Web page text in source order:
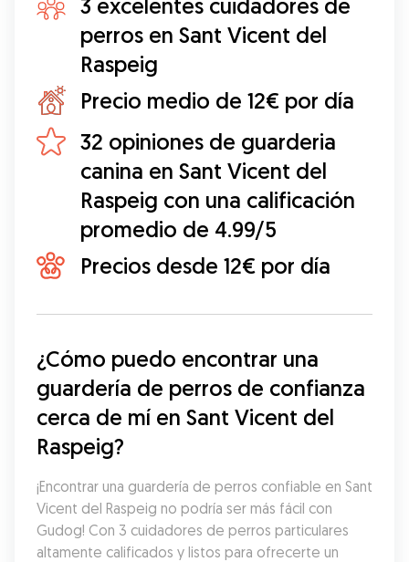
3 excelentes cuidadores de
perros en Sant Vicent del
Raspeig
Precio medio de 12€ por día
32 opiniones de guarderia
canina en Sant Vicent del
Raspeig con una calificación
promedio de 4.99/5
Precios desde 12€ por día
¿Cómo puedo encontrar una
guardería de perros de confianza
cerca de mí en Sant Vicent del
Raspeig?
¡Encontrar una guardería de perros confiable en Sant
Vicent del Raspeig no podría ser más fácil con
Gudog! Con 3 cuidadores de perros particulares
altamente calificados y listos para ofrecerte un